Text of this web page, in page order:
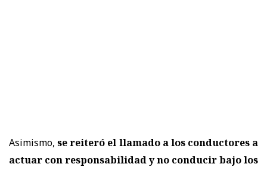
Asimismo,se reiteró el llamado a los conductores a
actuar con responsabilidad y no conducir bajo los